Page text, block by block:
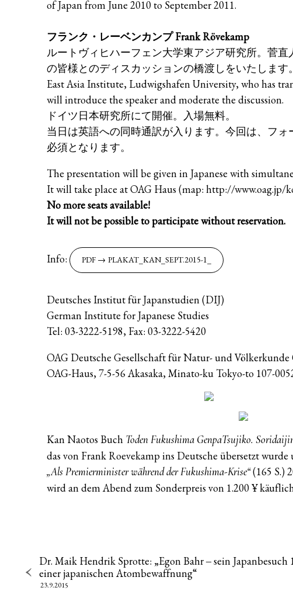
of Japan from June 2010 to September 2011.
フランク・レーベンカンプ Frank Rövekamp
ルートヴィヒハーフェン大学東アジア研究所。菅
の皆様とのディスカッションの橋渡しをいたします。
East Asia Institute, Ludwigshafen University, who has
will introduce the speaker and moderate the discussion.
ドイツ日本研究所にて開催。入場無料。
当日は英語への同時通訳が入ります。今回は、フ
必須となります。
The presentation will be given in Japanese with
It will take place at OAG Haus (map: http://www.oag.jp/
No more seats available!
It will not be possible to participate without reservation.
Info: PLAKAT_KAN_SEPT.2015-1_
Deutsches Institut für Japanstudien (DIJ)
German Institute for Japanese Studies
Tel: 03-3222-5198, Fax: 03-3222-5420
OAG Deutsche Gesellschaft für Natur- und Völkerkunde
OAG-Haus, 7-5-56 Akasaka, Minato-ku Tokyo-to 107-
Kan Naotos Buch Toden Fukushima GenpaTsujiko.
das von Frank Roevekamp ins Deutsche übersetzt
„Als Premierminister während der Fukushima-Krise“(165 S.)
wird an dem Abend zum Sonderpreis von 1.200 ¥
Dr. Maik Hendrik Sprotte: „Egon Bahr ‒ sein Japanbesuch
einer japanischen Atombewaffnung“
23.9.2015